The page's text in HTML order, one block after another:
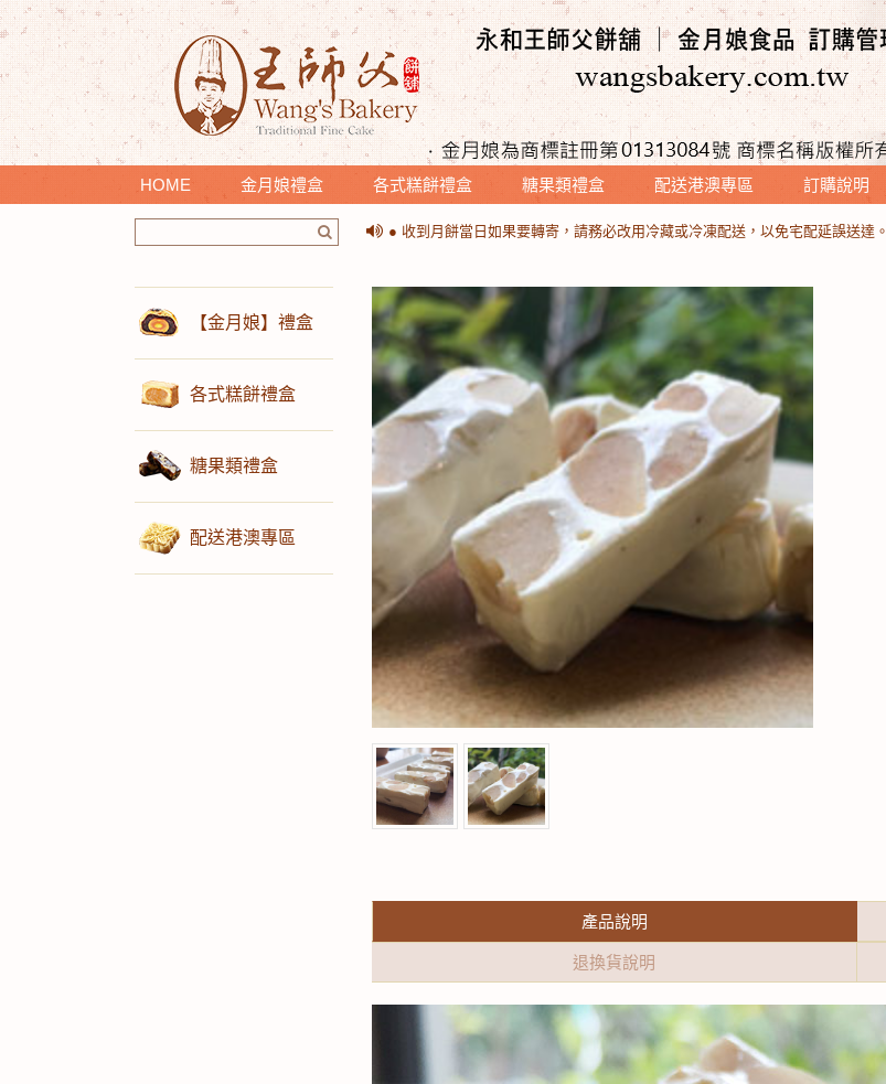
HOME 金月娘禮盒 各式糕餅禮盒 糖果類禮盒 配送港澳專區 訂購說明
＊提醒您收到月餅時，請勿放置地面，以免遭螞蟻攻擊～～
● 收到月餅當日如果要轉寄，請務必改用冷藏或冷凍配送，以免宅配延誤送達。
● 收到月餅當日如果要轉寄，請務必改用冷藏或冷凍配送，以免宅配延誤送達。
【金月娘】禮盒
各式糕餅禮盒
糖果類禮盒
配送港澳專區
產品說明
退換貨說明